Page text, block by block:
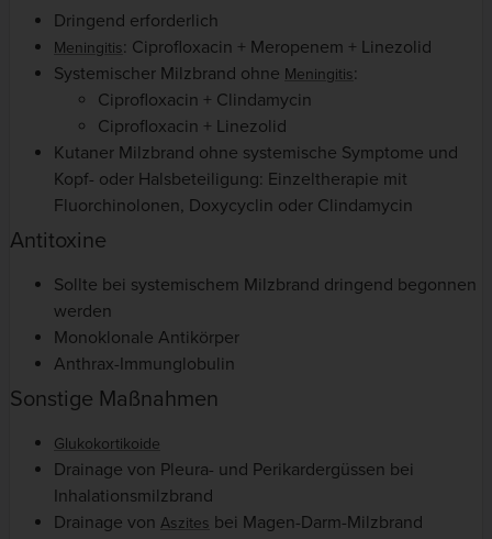
Dringend erforderlich
Meningitis: Ciprofloxacin + Meropenem + Linezolid
Systemischer Milzbrand ohne Meningitis:
Ciprofloxacin + Clindamycin
Ciprofloxacin + Linezolid
Kutaner Milzbrand ohne systemische Symptome und
Kopf- oder Halsbeteiligung: Einzeltherapie mit
Fluorchinolonen, Doxycyclin oder Clindamycin
Antitoxine
Sollte bei systemischem Milzbrand dringend begonnen
werden
Monoklonale Antikörper
Anthrax-Immunglobulin
Sonstige Maßnahmen
Glukokortikoide
Drainage von Pleura- und Perikardergüssen bei
Inhalationsmilzbrand
Drainage von Aszites bei Magen-Darm-Milzbrand